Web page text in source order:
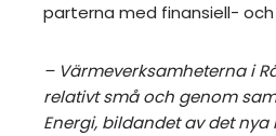
parterna med finansiell- och
– Värmeverksamheterna i
relativt små och genom
Energi, bildandet av det